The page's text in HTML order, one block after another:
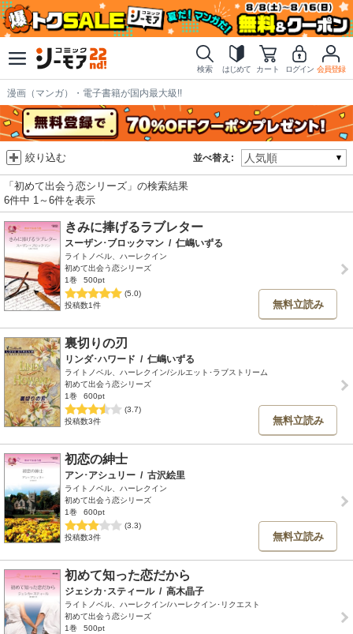
検索 はじめて カート ログイン 会員登録
漫画（マンガ）・電子書籍が国内最大級!!
並べ替え:
絞り込む
「初めて出会う恋シリーズ」の検索結果
6件中 1～6件を表示
きみに捧げるラブレター
スーザン･ブロックマン / 仁嶋いずる
ライトノベル、ハーレクイン
初めて出会う恋シリーズ
1巻
500pt
(5.0)
投稿数1件
無料立読み
裏切りの刃
リンダ･ハワード / 仁嶋いずる
ライトノベル、ハーレクイン/シルエット･ラブストリーム
初めて出会う恋シリーズ
1巻
600pt
(3.7)
投稿数3件
無料立読み
初恋の紳士
アン･アシュリー / 古沢絵里
ライトノベル、ハーレクイン
初めて出会う恋シリーズ
1巻
600pt
(3.3)
投稿数3件
無料立読み
初めて知った恋だから
ジェシカ･スティール / 高木晶子
ライトノベル、ハーレクイン/ハーレクイン･リクエスト
初めて出会う恋シリーズ
1巻
500pt